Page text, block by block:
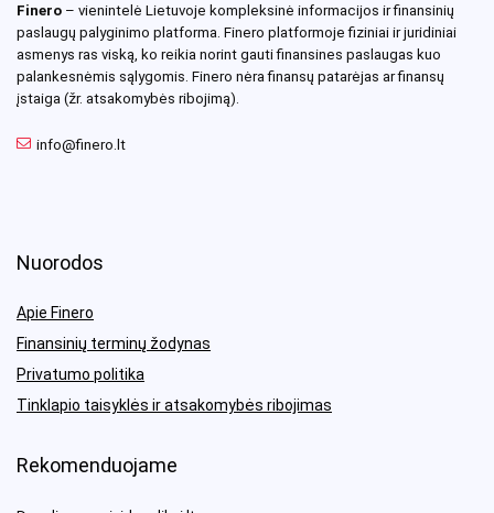
Finero – vienintelė Lietuvoje kompleksinė informacijos ir finansinių
paslaugų palyginimo platforma. Finero platformoje fiziniai ir juridiniai
asmenys ras viską, ko reikia norint gauti finansines paslaugas kuo
palankesnėmis sąlygomis. Finero nėra finansų patarėjas ar finansų
įstaiga (žr. atsakomybės ribojimą).
info@finero.lt
Nuorodos
Apie Finero
Finansinių terminų žodynas
Privatumo politika
Tinklapio taisyklės ir atsakomybės ribojimas
Rekomenduojame